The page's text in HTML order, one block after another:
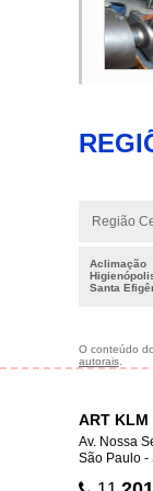
Região
Aclimação
Santa
O conteúdo
autorais
ART KLM
Av. Nossa
São Paulo -